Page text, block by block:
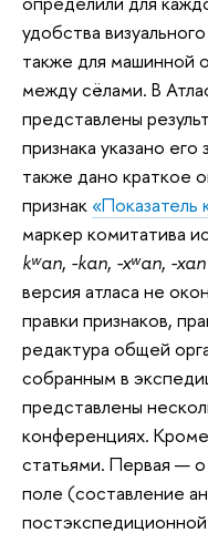
удобства
также для машинной
между сёлами. В
представлены
признака указано его
также дано краткое
признак «Показатель
маркер комитатива
kʷan, -kan, -xʷan, -xan
версия атласа не
правки признаков,
редактура общей
собранным в
представлены
конференциях.
статьями. Первая —
поле (составление